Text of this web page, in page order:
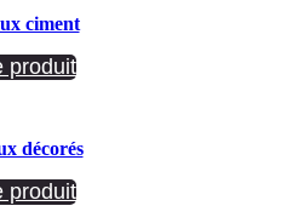
ciment
produit
décorés
produit